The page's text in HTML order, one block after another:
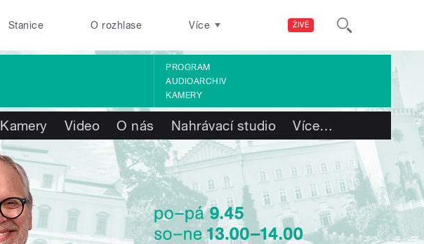
ŽIVĚ
Stanice O rozhlase Více
PROGRAM
AUDIOARCHIV
KAMERY
Kamery Video O nás Nahrávací studio Více…